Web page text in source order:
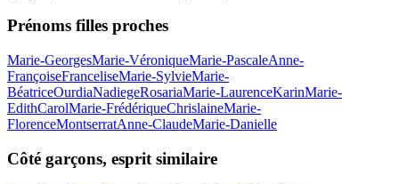
Prénoms filles proches
Marie-GeorgesMarie-VéroniqueMarie-PascaleAnne-
FrançoiseFranceliseMarie-SylvieMarie-
BéatriceOurdiaNadiegeRosariaMarie-LaurenceKarinMarie-
EdithCarolMarie-FrédériqueChrislaineMarie-
FlorenceMontserratAnne-ClaudeMarie-Danielle
Côté garçons, esprit similaire